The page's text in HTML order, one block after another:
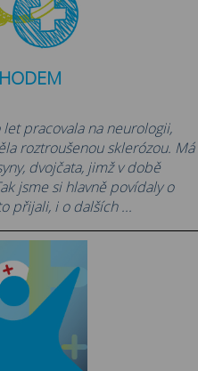
pracovala na neurologii,
roztroušenou sklerózou. Má
dvojčata, jimž v době
jsme si hlavně povídaly o
přijali, i o dalších ...